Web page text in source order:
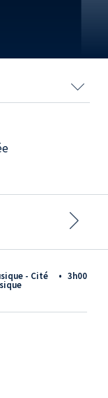
- Cité • 3h00